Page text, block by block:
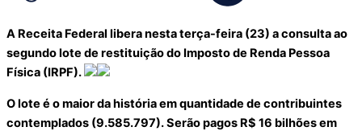
A Receita Federal libera nesta terça-feira (23) a consulta ao
segundo lote de restituição do Imposto de Renda Pessoa
Física (IRPF).
O lote é o maior da história em quantidade de contribuintes
contemplados (9.585.797). Serão pagos R$ 16 bilhões em